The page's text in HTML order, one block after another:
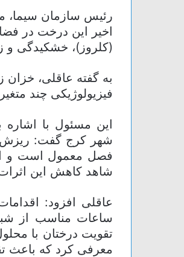
رئیس سازمان
اخیر این درخت در
(کلروز)، خشکیدگی
به گفته عاقلی،
فیزیولوژیکی چند
این مسئول با اشاره
شهر کرج گفت: ریزش
فصل معمول است و
شاهد کاهش این
عاقلی افزود:
ساعات مناسب از
تقویت درختان با
معرفی کرد که باعث